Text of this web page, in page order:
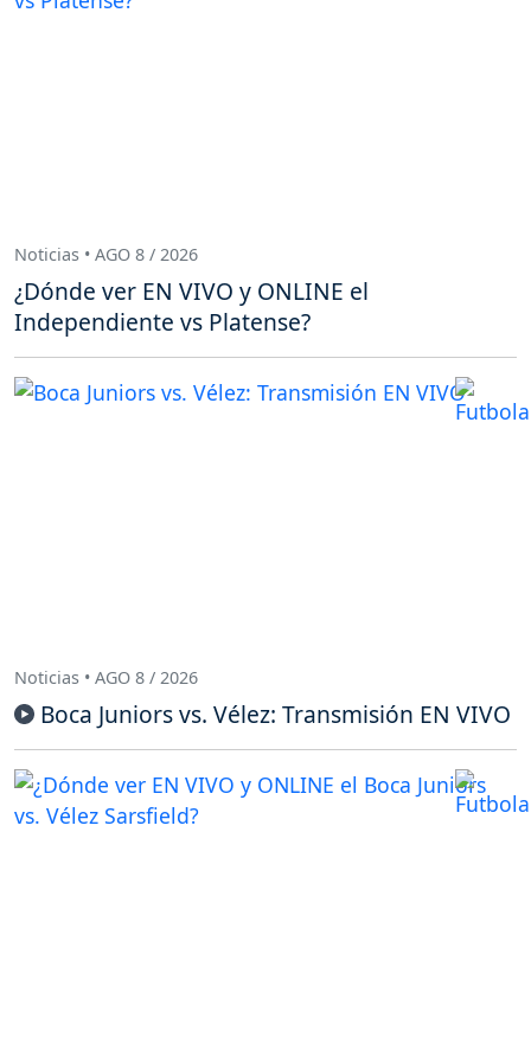
Noticias • AGO 8 / 2026
¿Dónde ver EN VIVO y ONLINE el
Independiente vs Platense?
Noticias • AGO 8 / 2026
Boca Juniors vs. Vélez: Transmisión EN VIVO